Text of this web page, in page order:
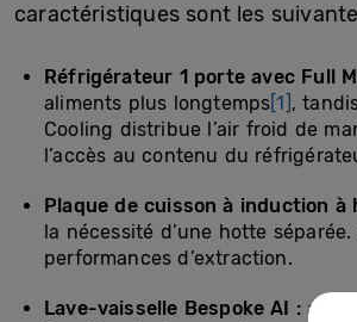
caractéristiques sont les
Réfrigérateur 1 porte avec Full
aliments plus longtemps[1] ,
Cooling distribue l’air froid de
l’accès au contenu du
Plaque de cuisson à induction
la nécessité d’une hotte
performances d’extraction.
Lave-vaisselle Bespoke AI :